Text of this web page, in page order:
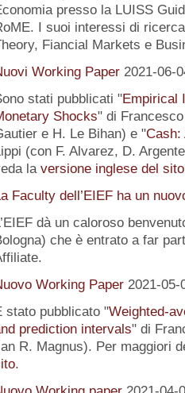
presso la LUISS
I suoi interessi di
Fiancial Markets e
Working Paper 2021-06-
stati pubblicati "Empirical
Shocks" di
e H. Le Bihan) e "Cash:
(con F. Alvarez, D.
la versione inglese del sito
Faculty dell’EIEF ha un
dà un caloroso
che è entrato a far
Working Paper 2021-05-
stato pubblicato "Weighted-
prediction intervals" di
R. Magnus). Per maggiori
.